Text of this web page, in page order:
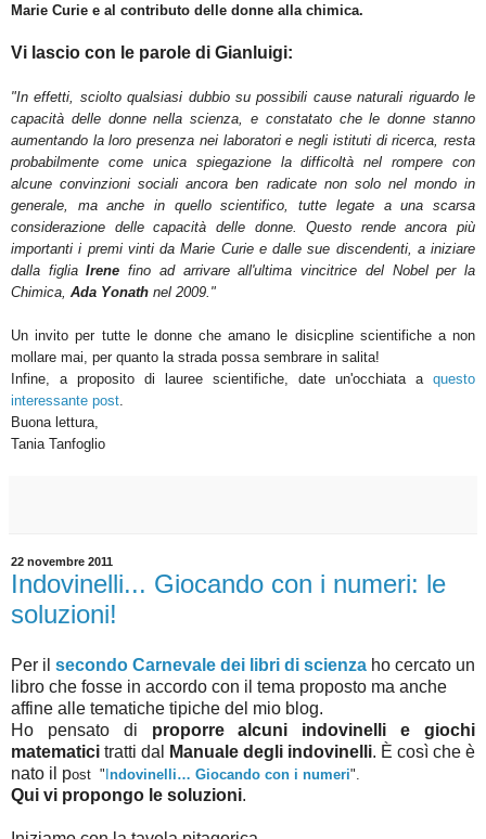
Marie Curie e al contributo delle donne alla chimica.
Vi lascio con le parole di Gianluigi:
"In effetti, sciolto qualsiasi dubbio su possibili cause naturali riguardo le
capacità delle donne nella scienza, e constatato che le donne stanno
aumentando la loro presenza nei laboratori e negli istituti di ricerca, resta
probabilmente come unica spiegazione la difficoltà nel rompere con
alcune convinzioni sociali ancora ben radicate non solo nel mondo in
generale, ma anche in quello scientifico, tutte legate a una scarsa
considerazione delle capacità delle donne. Questo rende ancora più
importanti i premi vinti da Marie Curie e dalle sue discendenti, a iniziare
dalla figliaIrene fino ad arrivare all'ultima vincitrice del Nobel per la
Chimica, Ada Yonath nel 2009."
Un invito per tutte le donne che amano le disicpline scientifiche a non
mollare mai, per quanto la strada possa sembrare in salita!
Infine, a proposito di lauree scientifiche, date un'occhiata a questo
interessante post
Buona lettura,
Tania Tanfoglio
22 novembre 2011
Indovinelli... Giocando con i numeri: le
soluzioni!
Per il secondo Carnevale dei libri di scienza ho cercato un
libro che fosse in accordo con il tema proposto ma anche
affine alle tematiche tipiche del mio blog.
Ho pensato di proporre
alcuni indovinelli e giochi
matematici tratti dal Manuale degli indovinelli. È così che è
nato il post " ndovinelli… Giocando con i numeri".
Qui vi propongo le soluzioni.